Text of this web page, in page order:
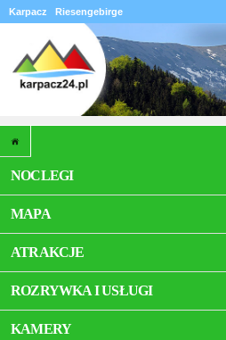
Karpacz Riesengebirge
NOCLEGI
MAPA
ATRAKCJE
ROZRYWKA I USŁUGI
KAMERY